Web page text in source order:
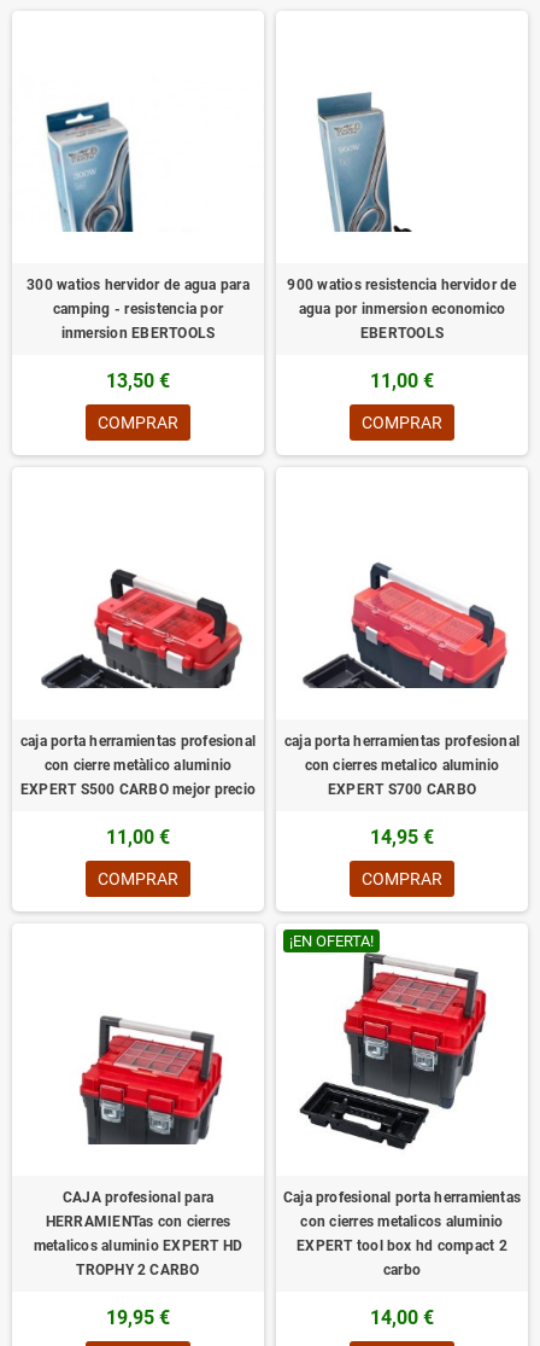
300 watios hervidor de agua para
camping - resistencia por
inmersion EBERTOOLS
13,50 €
COMPRAR
900 watios resistencia hervidor de
agua por inmersion economico
EBERTOOLS
11,00 €
COMPRAR
caja porta herramientas profesional
con cierre metàlico aluminio
EXPERT S500 CARBO mejor precio
11,00 €
COMPRAR
caja porta herramientas profesional
con cierres metalico aluminio
EXPERT S700 CARBO
14,95 €
COMPRAR
CAJA profesional para
HERRAMIENTas con cierres
metalicos aluminio EXPERT HD
TROPHY 2 CARBO
19,95 €
¡EN OFERTA!
Caja profesional porta herramientas
con cierres metalicos aluminio
EXPERT tool box hd compact 2
carbo
14,00 €